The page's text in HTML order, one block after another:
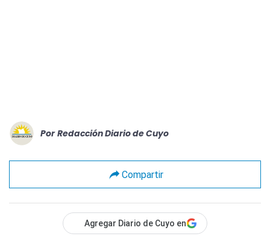
Por Redacción Diario de Cuyo
Compartir
Agregar Diario de Cuyo en